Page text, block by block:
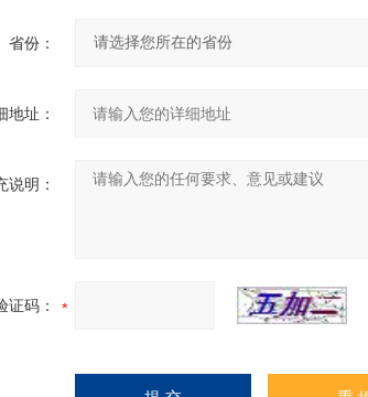
省份：
地址：
说明：
证码：